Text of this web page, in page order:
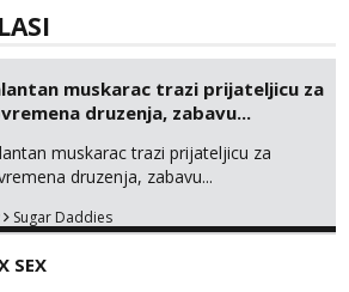
muskarac trazi prijateljicu za
druzenja, zabavu...
muskarac trazi prijateljicu za
druzenja, zabavu...
Sugar Daddies
SEX